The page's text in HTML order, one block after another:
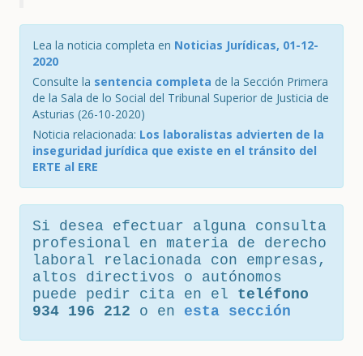
Lea la noticia completa en Noticias Jurídicas, 01-12-
2020
Consulte la sentencia completa de la Sección Primera
de la Sala de lo Social del Tribunal Superior de Justicia de
Asturias (26-10-2020)
Noticia relacionada: Los laboralistas advierten de la
inseguridad jurídica que existe en el tránsito del
ERTE al ERE
Si desea efectuar alguna consulta
profesional en materia de derecho
laboral relacionada con empresas,
altos directivos o autónomos
puede pedir cita en el teléfono
934 196 212 o en esta sección